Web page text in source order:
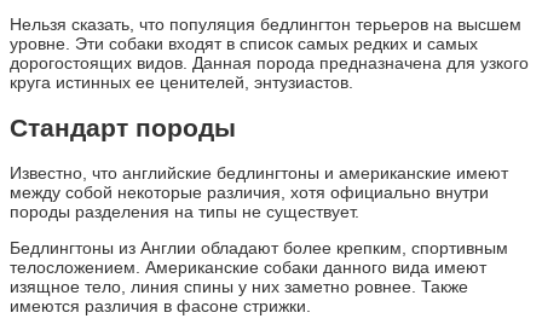
Нельзя сказать, что популяция бедлингтон терьеров на высшем
уровне. Эти собаки входят в список самых редких и самых
дорогостоящих видов. Данная порода предназначена для узкого
круга истинных ее ценителей, энтузиастов.
Стандарт породы
Известно, что английские бедлингтоны и американские имеют
между собой некоторые различия, хотя официально внутри
породы разделения на типы не существует.
Бедлингтоны из Англии обладают более крепким, спортивным
телосложением. Американские собаки данного вида имеют
изящное тело, линия спины у них заметно ровнее. Также
имеются различия в фасоне стрижки.